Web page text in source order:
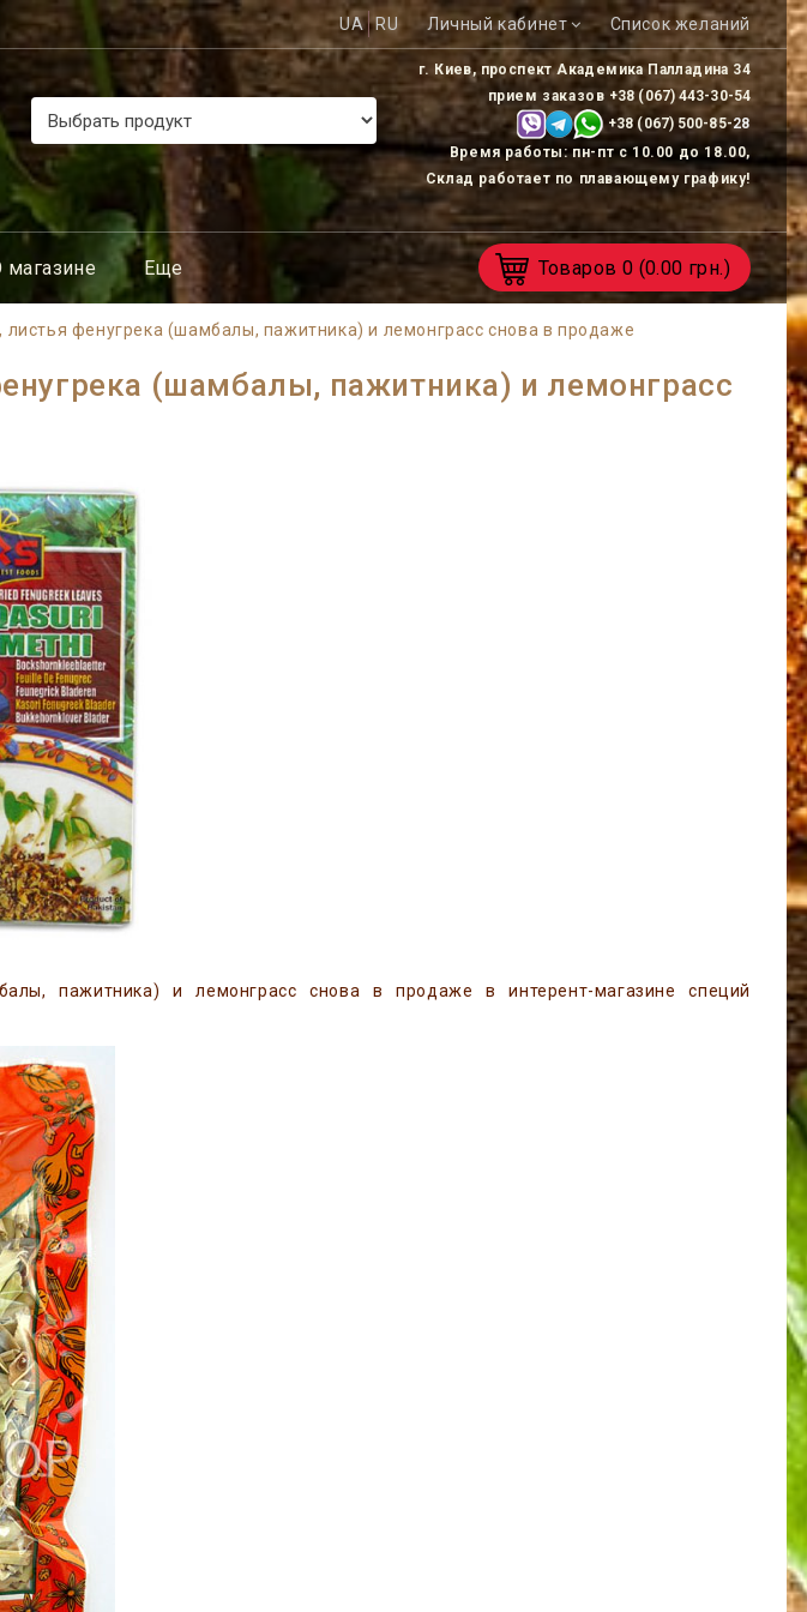
UA RU Личный кабинет Список желаний
г. Киев, проспект Академика Палладина 34
прием заказов +38 (067) 443-30-54
+38 (067) 500-85-28
Время работы: пн-пт с 10.00 до 18.00,
Склад работает по плавающему графику!
Товаров 0 (0.00 грн.)
магазине Еще
листья фенугрека (шамбалы, пажитника) и лемонграсс снова в продаже
(шамбалы, пажитника) и лемонграсс
пажитника) и лемонграсс снова в продаже в интерент-магазине специй